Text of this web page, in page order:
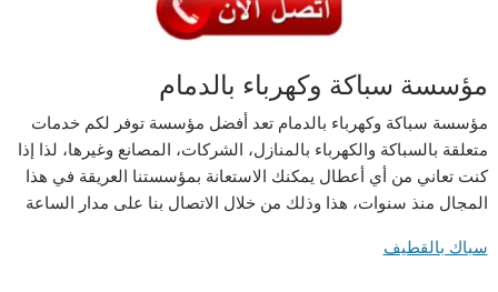
مؤسسة سباكة وكهرباء بالدمام
مؤسسة سباكة وكهرباء بالدمام تعد أفضل مؤسسة توفر لكم خدمات
متعلقة بالسباكة والكهرباء بالمنازل، الشركات، المصانع وغيرها، لذا إذا
كنت تعاني من أي أعطال يمكنك الاستعانة بمؤسستنا العريقة في هذا
المجال منذ سنوات، هذا وذلك من خلال الاتصال بنا على مدار الساعة
سباك بالقطيف